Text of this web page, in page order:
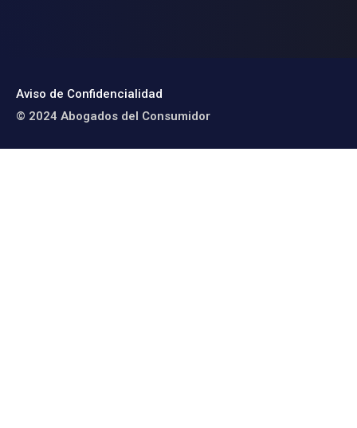
Aviso de Confidencialidad
© 2024 Abogados del Consumidor